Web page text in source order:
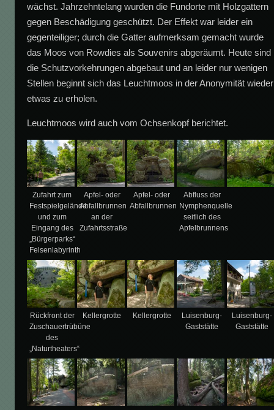
wächst. Jahrzehntelang wurden die Fundorte mit Holzgattern
gegen Beschädigung geschützt. Der Effekt war leider ein
gegenteiliger; durch die Gatter aufmerksam gemacht wurde
das Moos von Rowdies als Souvenirs abgeräumt. Heute sind
die Schutzvorkehrungen abgebaut und an leider nur wenigen
Stellen beginnt sich das Leuchtmoos in der Anonymität wieder
etwas zu erholen.
Leuchtmoos wird auch vom Ochsenkopf berichtet.
Zufahrt zum
Festspielgelände
und zum
Eingang des
„Bürgerparks“
Felsenlabyrinth
Apfel- oder
Abfallbrunnen
an der
Zufahrtsstraße
Apfel- oder
Abfallbrunnen
Abfluss der
Nymphenquelle
seitlich des
Apfelbrunnens
Rückfront der
Zuschauertrübüne
des
„Naturtheaters“
Kellergrotte Kellergrotte
Luisenburg-
Gaststätte
Luisenburg-
Gaststätte